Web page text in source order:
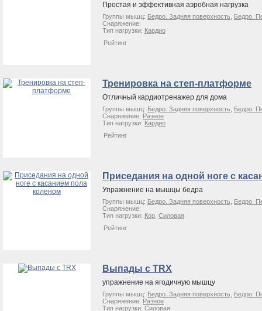
Простая и эффективная аэробная нагрузка
Группы мышц: Бедро. Задняя поверхность
Бедро.
Снаряжение:
Тип нагрузки: Кардио
Рейтинг
Тренировка на степ-платформе
Отличный кардиотренажер для дома
Группы мышц: Бедро. Задняя поверхность
Бедро.
Снаряжение: Разное
Тип нагрузки: Кардио
Рейтинг
Приседания на одной ноге с
Упражнение на мышцы бедра
Группы мышц: Бедро. Задняя поверхность
Бедро.
Снаряжение:
Тип нагрузки: Кор Силовая
Рейтинг
Выпады с TRX
упражнение на ягодичную мышцу
Группы мышц: Бедро. Задняя поверхность
Бедро.
Снаряжение: Разное
Тип нагрузки: Силовая